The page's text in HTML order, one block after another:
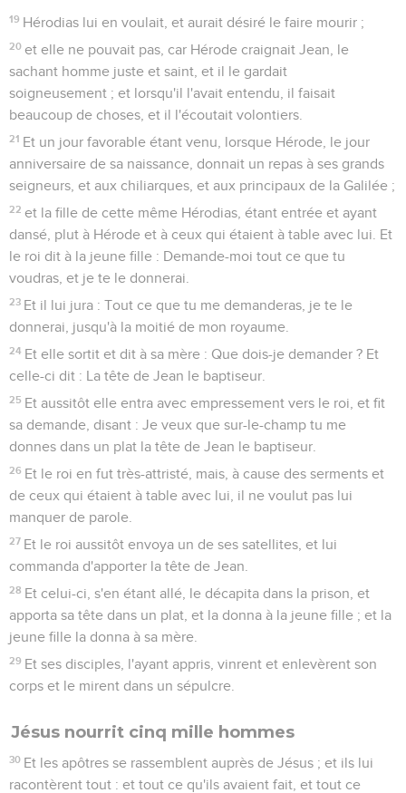
19 Hérodias lui en voulait, et aurait désiré le faire mourir ;
20 et elle ne pouvait pas, car Hérode craignait Jean, le
sachant homme juste et saint, et il le gardait
soigneusement ; et lorsqu'il l'avait entendu, il faisait
beaucoup de choses, et il l'écoutait volontiers.
21 Et un jour favorable étant venu, lorsque Hérode, le jour
anniversaire de sa naissance, donnait un repas à ses grands
seigneurs, et aux chiliarques, et aux principaux de la Galilée ;
22 et la fille de cette même Hérodias, étant entrée et ayant
dansé, plut à Hérode et à ceux qui étaient à table avec lui. Et
le roi dit à la jeune fille : Demande-moi tout ce que tu
voudras, et je te le donnerai.
23 Et il lui jura : Tout ce que tu me demanderas, je te le
donnerai, jusqu'à la moitié de mon royaume.
24 Et elle sortit et dit à sa mère : Que dois-je demander ? Et
celle-ci dit : La tête de Jean le baptiseur.
25 Et aussitôt elle entra avec empressement vers le roi, et fit
sa demande, disant : Je veux que sur-le-champ tu me
donnes dans un plat la tête de Jean le baptiseur.
26 Et le roi en fut très-attristé, mais, à cause des serments et
de ceux qui étaient à table avec lui, il ne voulut pas lui
manquer de parole.
27 Et le roi aussitôt envoya un de ses satellites, et lui
commanda d'apporter la tête de Jean.
28 Et celui-ci, s'en étant allé, le décapita dans la prison, et
apporta sa tête dans un plat, et la donna à la jeune fille ; et la
jeune fille la donna à sa mère.
29 Et ses disciples, l'ayant appris, vinrent et enlevèrent son
corps et le mirent dans un sépulcre.
Jésus nourrit cinq mille hommes
30 Et les apôtres se rassemblent auprès de Jésus ; et ils lui
racontèrent tout : et tout ce qu'ils avaient fait, et tout ce